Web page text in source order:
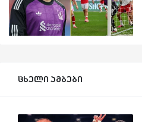
ცხელი ამბები